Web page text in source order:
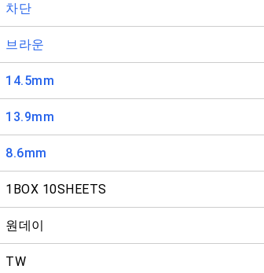
차단
브라운
14.5mm
13.9mm
8.6mm
1BOX 10SHEETS
원데이
TW